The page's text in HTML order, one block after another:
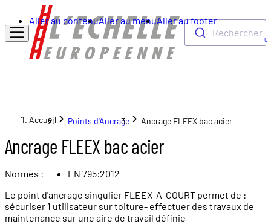
Aller au contenuAller au menuAller au footer
Rechercher
0
Accueil Points d'Ancrage Ancrage FLEEX bac acier
Ancrage FLEEX bac acier
Normes :
EN 795:2012
Le point d'ancrage singulier FLEEX-A-COURT permet de :-
sécuriser 1 utilisateur sur toiture- effectuer des travaux de
maintenance sur une aire de travail définie